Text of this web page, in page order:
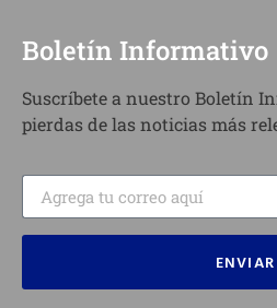
Boletín Informativo
Suscríbete a nuestro Boletín
pierdas de las noticias más
ENVIAR